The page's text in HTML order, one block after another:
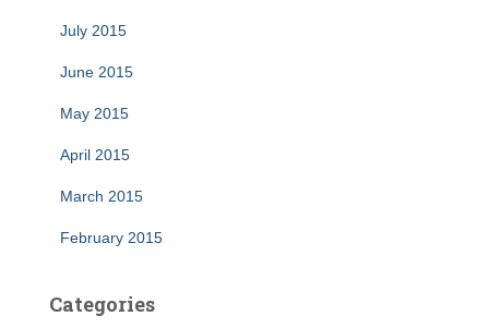
July 2015
June 2015
May 2015
April 2015
March 2015
February 2015
Categories